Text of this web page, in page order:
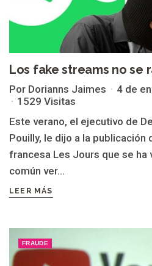
Los fake streams no se
Por Dorianns Jaimes
4 de
1529 Visitas
Este verano, el ejecutivo de
Pouilly, le dijo a la publicación
francesa Les Jours que se ha
común ver...
LEER MÁS
FRAUDE